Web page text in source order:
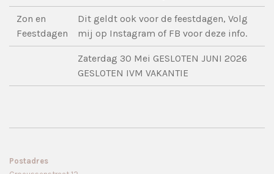
Zon en
Feestdagen
Dit geldt ook voor de feestdagen, Volg
mij op Instagram of FB voor deze info.
Zaterdag 30 Mei GESLOTEN JUNI 2026
GESLOTEN IVM VAKANTIE
Postadres